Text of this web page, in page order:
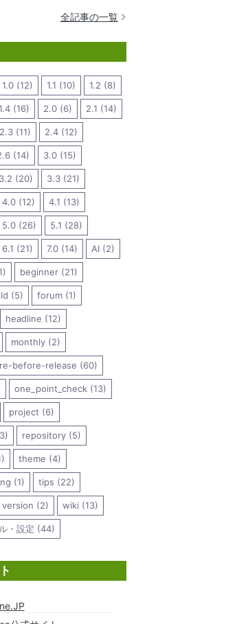
全記事の一覧
1.0 (12) 1.1 (10) 1.2 (8)
(16) 2.0 (6) 2.1 (14)
2.3 (11) 2.4 (12)
(14) 3.0 (15)
3.2 (20) 3.3 (21)
4.0 (12) 4.1 (13)
5.0 (26) 5.1 (28)
6.1 (21) 7.0 (14) AI (2)
beginner (21)
(5) forum (1)
headline (12)
monthly (2)
before-release (60)
one_point_check (13)
project (6)
repository (5)
theme (4)
(1) tips (22)
version (2) wiki (13)
・設定 (44)